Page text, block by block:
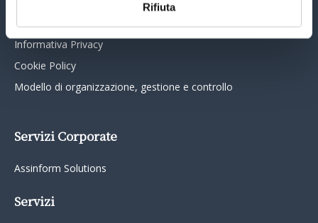
Rifiuta
Collabora con noi
Informativa Privacy
Cookie Policy
Modello di organizzazione, gestione e controllo
Servizi Corporate
Assinform Solutions
Servizi